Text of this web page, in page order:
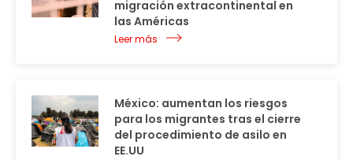
migración extracontinental en
las Américas
Leer más
México: aumentan los riesgos
para los migrantes tras el cierre
del procedimiento de asilo en
EE.UU